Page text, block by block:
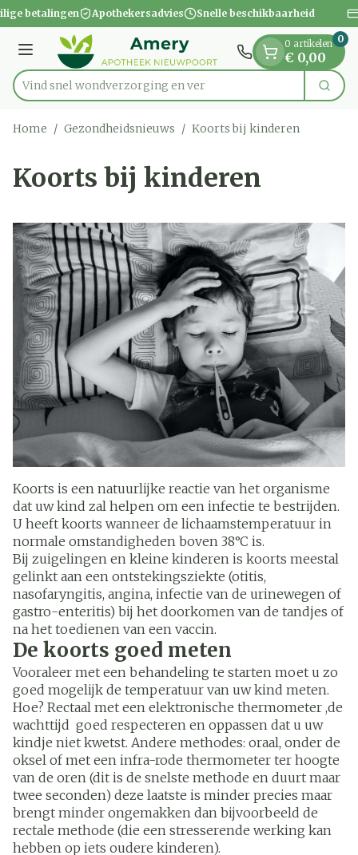
Ga naar de inhoud
1 van 1
betalingen Apothekersadvies Snelle beschikbaarheid
Menu
Product, merk, categorie...
Vind snel wondverzorgi Zoek
0 artikelen
€ 0,00
0
Home / Gezondheidsnieuws / Koorts bij kinderen
Koorts bij kinderen
Koorts is een natuurlijke reactie van het organisme
dat uw kind zal helpen om een infectie te bestrijden.
U heeft koorts wanneer de lichaamstemperatuur in
normale omstandigheden boven 38°C is.
Bij zuigelingen en kleine kinderen is koorts meestal
gelinkt aan een ontstekingsziekte (otitis,
nasofaryngitis, angina, infectie van de urinewegen of
gastro-enteritis) bij het doorkomen van de tandjes of
na het toedienen van een vaccin.
De koorts goed meten
Vooraleer met een behandeling te starten moet u zo
goed mogelijk de temperatuur van uw kind meten.
Hoe? Rectaal met een elektronische thermometer ,de
wachttijd goed respecteren en oppassen dat u uw
kindje niet kwetst. Andere methodes: oraal, onder de
oksel of met een infra-rode thermometer ter hoogte
van de oren (dit is de snelste methode en duurt maar
twee seconden) deze laatste is minder precies maar
brengt minder ongemakken dan bijvoorbeeld de
rectale methode (die een stresserende werking kan
hebben op iets oudere kinderen).